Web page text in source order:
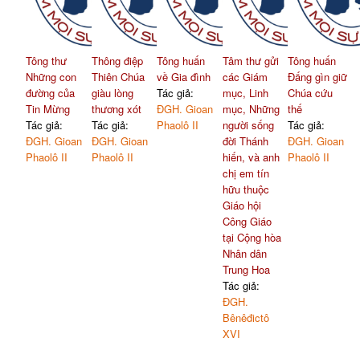
Tông thư
Những con
đường của
Tin Mừng
Tác giả:
ĐGH. Gioan
Phaolô II
Thông điệp
Thiên Chúa
giàu lòng
thương xót
Tác giả:
ĐGH. Gioan
Phaolô II
Tông huấn
về Gia đình
Tác giả:
ĐGH. Gioan
Phaolô II
Tâm thư gửi
các Giám
mục, Linh
mục, Những
người sống
đời Thánh
hiến, và anh
chị em tín
hữu thuộc
Giáo hội
Công Giáo
tại Cộng hòa
Nhân dân
Trung Hoa
Tác giả:
ĐGH.
Bênêđictô
XVI
Tông huấn
Đấng gìn giữ
Chúa cứu
thế
Tác giả:
ĐGH. Gioan
Phaolô II